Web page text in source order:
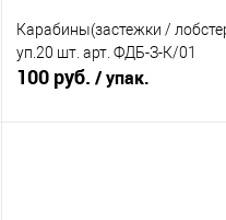
Карабины(застежки /
уп.20 шт. арт. ФДБ-З-К/01
100 руб. / упак.